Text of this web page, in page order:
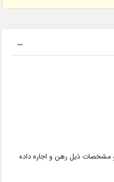
ویلای 28 با شرایط و مشخصات ذیل رهن و اجاره داده